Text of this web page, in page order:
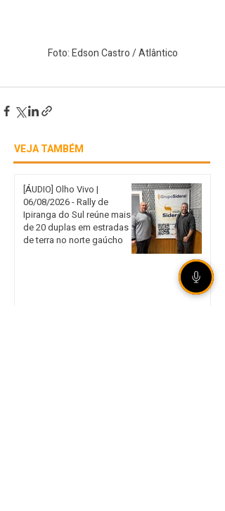
Foto: Edson Castro / Atlântico
VEJA TAMBÉM
[ÁUDIO] Olho Vivo |
06/08/2026 - Rally de
Ipiranga do Sul reúne mais
de 20 duplas em estradas
de terra no norte gaúcho